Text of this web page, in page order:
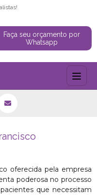
Faça seu orçamento por
Whatsapp
FRANCISCO
oferecida pela empresa
poderosa no processo
que necessitam